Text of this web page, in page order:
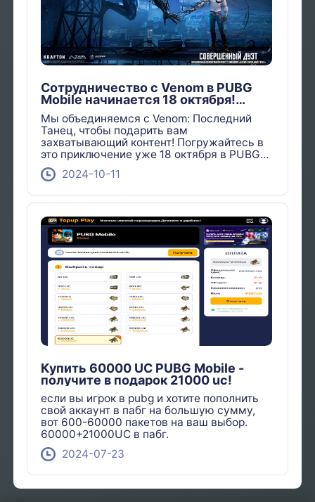
Сотрудничество с Venom в PUBG
Mobile начинается 18 октября!
Venom ПоследнийТанец
Мы объединяемся с Venom: Последний
Танец, чтобы подарить вам
захватывающий контент! Погружайтесь в
это приключение уже 18 октября в PUBG
MOBILE!
2024-10-11
Купить 60000 UC PUBG Mobile -
получите в подарок 21000 uc!
если вы игрок в pubg и хотите пополнить
свой аккаунт в пабг на большую сумму,
вот 600-60000 пакетов на ваш выбор.
60000+21000UC в пабг.
2024-07-23